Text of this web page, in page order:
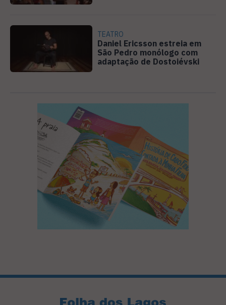
TEATRO
Daniel Ericsson estreia em
São Pedro monólogo com
adaptação de Dostoiévski